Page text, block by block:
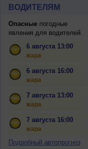
ВОДИТЕЛЯМ
Опасныепогодные
явления для водителей
6 августа 13:00
жара
6 августа 16:00
жара
7 августа 13:00
жара
7 августа 16:00
жара
Подробный автопрогноз